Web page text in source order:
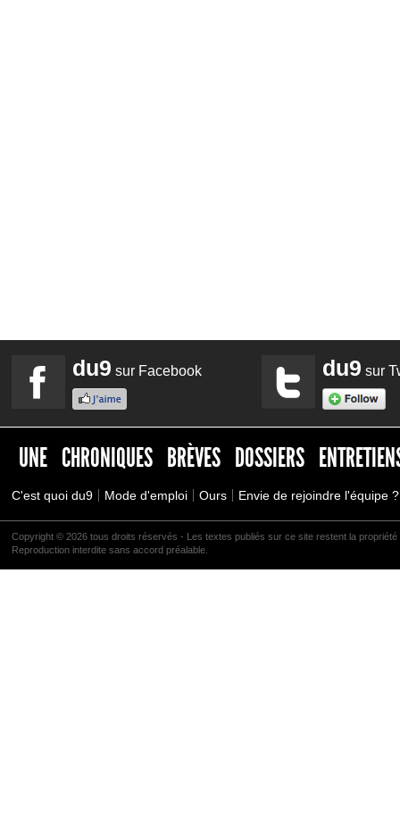
du9 sur Facebook du9 sur
UNE CHRONIQUES BRÈVES DOSSIERS
C'est quoi du9 Mode d'emploi Ours Envie de rejoindre l'équipe ?
Copyright © 2026 tous droits réservés - Les textes publiés sur ce site restent la
Reproduction interdite sans accord préalable.